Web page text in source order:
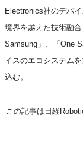
Electronics社のデバ
境界を越えた技術融
Samsung」、「One
イスのエコシステム
込む。
この記事は日経